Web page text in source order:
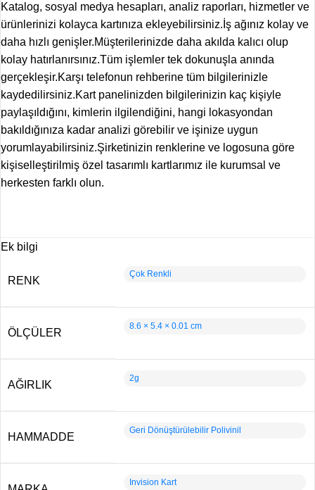
Katalog, sosyal medya hesapları, analiz raporları, hizmetler ve
ürünlerinizi kolayca kartınıza ekleyebilirsiniz.İş ağınız kolay ve
daha hızlı genişler.Müşterilerinizde daha akılda kalıcı olup
kolay hatırlanırsınız.Tüm işlemler tek dokunuşla anında
gerçekleşir.Karşı telefonun rehberine tüm bilgilerinizle
kaydedilirsiniz.Kart panelinizden bilgilerinizin kaç kişiyle
paylaşıldığını, kimlerin ilgilendiğini, hangi lokasyondan
bakıldığınıza kadar analizi görebilir ve işinize uygun
yorumlayabilirsiniz.Şirketinizin renklerine ve logosuna göre
kişiselleştirilmiş özel tasarımlı kartlarımız ile kurumsal ve
herkesten farklı olun.
Ek bilgi
RENK
Çok Renkli
ÖLÇÜLER
8.6 × 5.4 × 0.01 cm
AĞIRLIK
2g
HAMMADDE
Geri Dönüştürülebilir Polivinil
Invision Kart